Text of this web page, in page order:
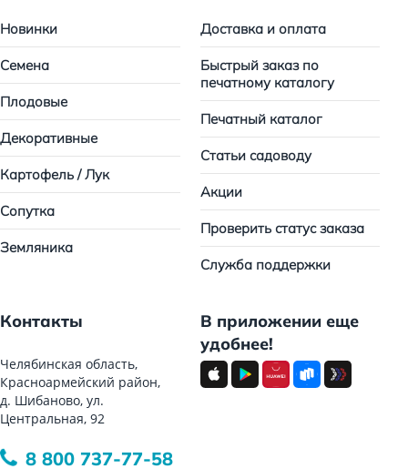
Новинки
Семена
Плодовые
Декоративные
Картофель / Лук
Сопутка
Земляника
Доставка и оплата
Быстрый заказ по
печатному каталогу
Печатный каталог
Статьи садоводу
Акции
Проверить статус заказа
Служба поддержки
Контакты
Челябинская область,
Красноармейский район,
д. Шибаново, ул.
Центральная, 92
8 800 737-77-58
В приложении еще
удобнее!